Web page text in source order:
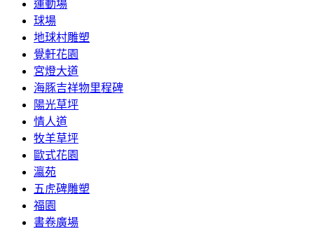
運動場
球場
地球村雕塑
覺軒花園
宮燈大道
海豚吉祥物里程碑
陽光草坪
情人道
牧羊草坪
歐式花園
瀛苑
五虎碑雕塑
福園
書卷廣場